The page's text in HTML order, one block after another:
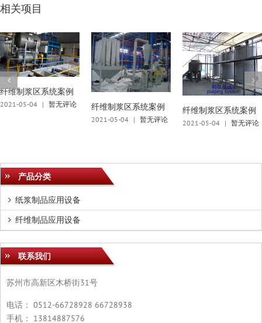
相关项目
纤维制浆区系统案例
2021-05-04 | 暂无评论 纤维制浆区系统案例
2021-05-04 | 暂无评论
纤维制浆区系统案例
2021-05-04 | 暂无评论
产品分类
纸浆制品应用设备
纤维制品应用设备
联系我们
苏州市高新区木桥街31号
电话： 0512-66728928 66728938
手机： 13814887576